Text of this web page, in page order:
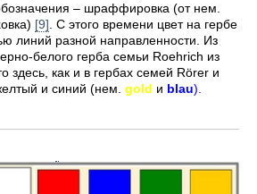
– шраффировка (от нем.
[9]. С этого времени цвет на гербе
линий разной направленности. Из
белого герба семьи Roehrich из
здесь, как и в гербах семей Rörer и
и синий (нем. gold и blau).